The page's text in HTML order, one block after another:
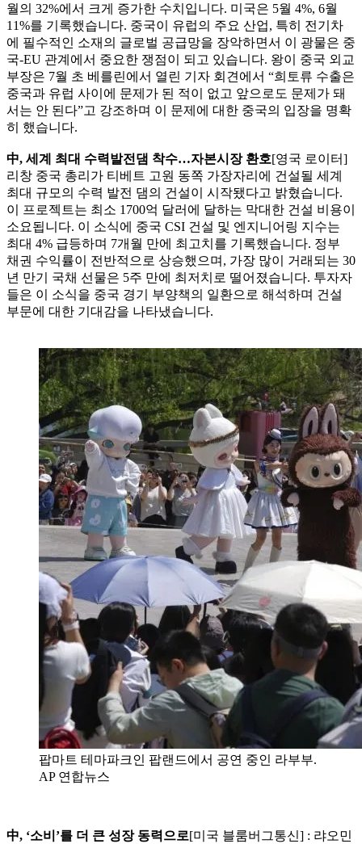
월의 32%에서 크게 증가한 수치입니다. 미국은 5월 4%, 6월
11%를 기록했습니다. 중국이 유럽의 주요 산업, 특히 전기차
에 필수적인 소재의 글로벌 공급망을 장악하면서 이 광물은 중
국-EU 관계에서 중요한 쟁점이 되고 있습니다. 왕이 중국 외교
부장은 7월 초 베를린에서 열린 기자 회견에서 “희토류 수출은
중국과 유럽 사이에 문제가 된 적이 없고 앞으로도 문제가 돼
서는 안 된다”고 강조하며 이 문제에 대한 중국의 입장을 명확
히 했습니다.
中, 세계 최대 수력발전댐 착수…자본시장 환호[영국 로이터]
리창 중국 총리가 티베트 고원 동쪽 가장자리에 건설될 세계
최대 규모의 수력 발전 댐의 건설이 시작됐다고 밝혔습니다.
이 프로젝트는 최소 1700억 달러에 달하는 막대한 건설 비용이
소요됩니다. 이 소식에 중국 CSI 건설 및 엔지니어링 지수는
최대 4% 급등하며 7개월 만에 최고치를 기록했습니다. 정부
채권 수익률이 전반적으로 상승했으며, 가장 많이 거래되는 30
년 만기 국채 선물은 5주 만에 최저치로 떨어졌습니다. 투자자
들은 이 소식을 중국 경기 부양책의 일환으로 해석하며 건설
부문에 대한 기대감을 나타냈습니다.
팝마트 테마파크인 팝랜드에서 공연 중인 라부부.
AP 연합뉴스
中, ‘소비’를 더 큰 성장 동력으로[미국 블룸버그통신] : 랴오민